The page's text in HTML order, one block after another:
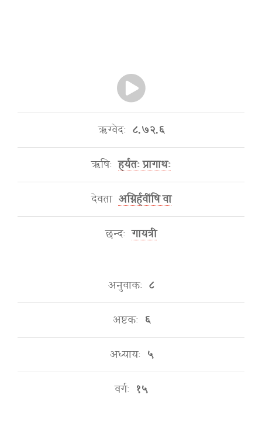
ऋग्वेदः ८.७२.६
ऋषिः हर्यतः प्रागाथः
देवता अग्निर्हवींषि वा
छन्दः गायत्री
अनुवाकः ८
अष्टकः ६
अध्यायः ५
वर्गः १५